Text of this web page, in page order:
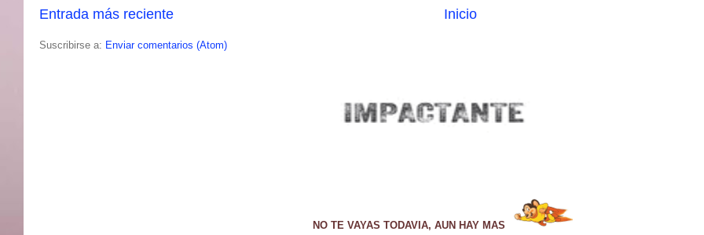
Entrada más reciente Inicio
Suscribirse a: Enviar comentarios (Atom)
NO TE VAYAS TODAVIA, AUN HAY MAS